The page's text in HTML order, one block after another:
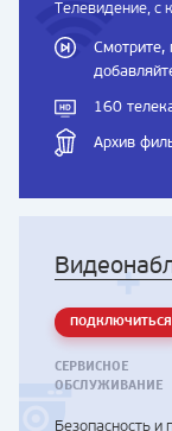
Телевидение, с
Смотрите,
160
Архив
ПОДКЛЮЧИТЬСЯ
СЕРВИСНОЕ
ОБСЛУЖИВАНИЕ
Безопасность и